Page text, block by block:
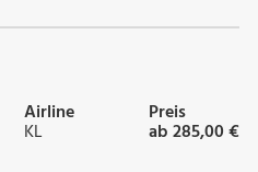
Airline
KL
Preis
ab 285,00 €